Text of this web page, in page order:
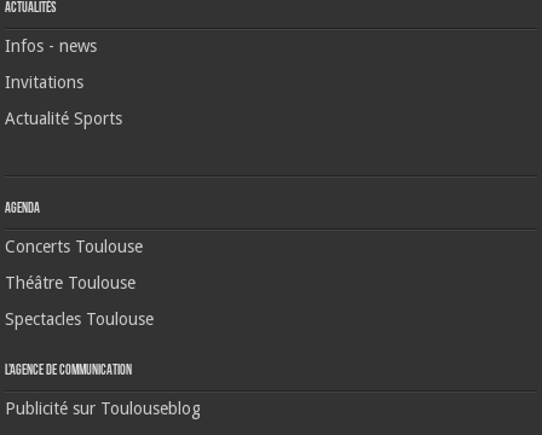
Actualités
Infos - news
Invitations
Actualité Sports
Agenda
Concerts Toulouse
Théâtre Toulouse
Spectacles Toulouse
L’agence de communication
Publicité sur Toulouseblog